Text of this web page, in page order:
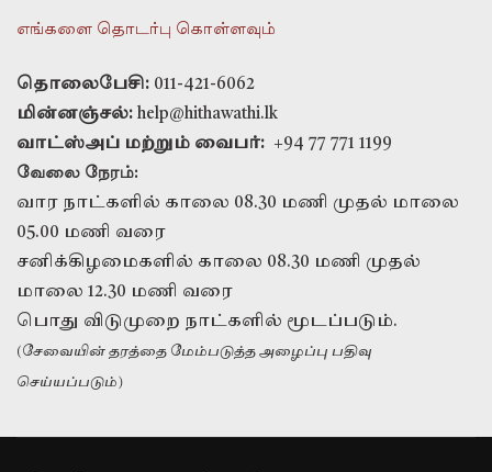
எங்களை தொடர்பு கொள்ளவும்
தொலைபேசி: 011-421-6062
மின்னஞ்சல்: help@hithawathi.lk
வாட்ஸ்அப் மற்றும் வைபர்: +94 77 771 1199
வேலை நேரம்:
வார நாட்களில் காலை 08.30 மணி முதல் மாலை
05.00 மணி வரை
சனிக்கிழமைகளில் காலை 08.30 மணி முதல்
மாலை 12.30 மணி வரை
பொது விடுமுறை நாட்களில் மூடப்படும்.
(சேவையின் தரத்தை மேம்படுத்த அழைப்பு பதிவு
செய்யப்படும்)